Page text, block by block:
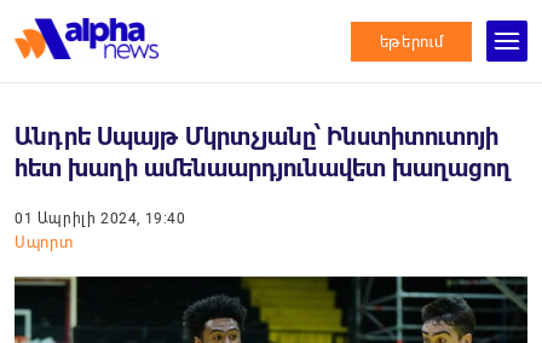
եթերում
Անդրե Սպայթ Մկրտչյանը՝ Ինստիտուտոյի
հետ խաղի ամենաարդյունավետ խաղացող
01 Ապրիլի 2024, 19:40
Սպորտ